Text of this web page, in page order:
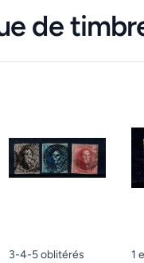
de
3-4-5 oblitérés
1